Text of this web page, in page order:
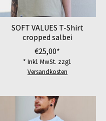
SOFT VALUES T-Shirt
cropped salbei
€25,00*
* Inkl. MwSt. zzgl.
Versandkosten